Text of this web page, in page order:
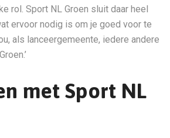
rol. Sport NL Groen sluit daar heel
ervoor nodig is om je goed voor te
als lanceergemeente, iedere andere
met Sport NL